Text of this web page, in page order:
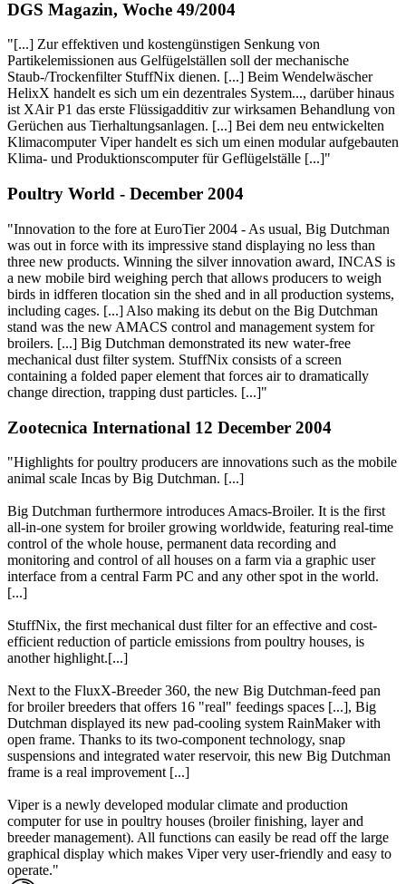
DGS Magazin, Woche 49/2004
"[...] Zur effektiven und kostengünstigen Senkung von
Partikelemissionen aus Gelfügelställen soll der mechanische
Staub-/Trockenfilter StuffNix dienen. [...] Beim Wendelwäscher
HelixX handelt es sich um ein dezentrales System..., darüber hinaus
ist XAir P1 das erste Flüssigadditiv zur wirksamen Behandlung von
Gerüchen aus Tierhaltungsanlagen. [...] Bei dem neu entwickelten
Klimacomputer Viper handelt es sich um einen modular aufgebauten
Klima- und Produktionscomputer für Geflügelställe [...]"
Poultry World - December 2004
"Innovation to the fore at EuroTier 2004 - As usual, Big Dutchman
was out in force with its impressive stand displaying no less than
three new products. Winning the silver innovation award, INCAS is
a new mobile bird weighing perch that allows producers to weigh
birds in idfferen tlocation sin the shed and in all production systems,
including cages. [...] Also making its debut on the Big Dutchman
stand was the new AMACS control and management system for
broilers. [...] Big Dutchman demonstrated its new water-free
mechanical dust filter system. StuffNix consists of a screen
containing a folded paper element that forces air to dramatically
change direction, trapping dust particles. [...]"
Zootecnica International 12 December 2004
"Highlights for poultry producers are innovations such as the mobile
animal scale Incas by Big Dutchman. [...]
Big Dutchman furthermore introduces Amacs-Broiler. It is the first
all-in-one system for broiler growing worldwide, featuring real-time
control of the whole house, permanent data recording and
monitoring and control of all houses on a farm via a graphic user
interface from a central Farm PC and any other spot in the world.
[...]
StuffNix, the first mechanical dust filter for an effective and cost-
efficient reduction of particle emissions from poultry houses, is
another highlight.[...]
Next to the FluxX-Breeder 360, the new Big Dutchman-feed pan
for broiler breeders that offers 16 "real" feedings spaces [...], Big
Dutchman displayed its new pad-cooling system RainMaker with
open frame. Thanks to its two-component technology, snap
suspensions and integrated water reservoir, this new Big Dutchman
frame is a real improvement [...]
Viper is a newly developed modular climate and production
computer for use in poultry houses (broiler finishing, layer and
breeder management). All functions can easily be read off the large
graphical display which makes Viper very user-friendly and easy to
operate."